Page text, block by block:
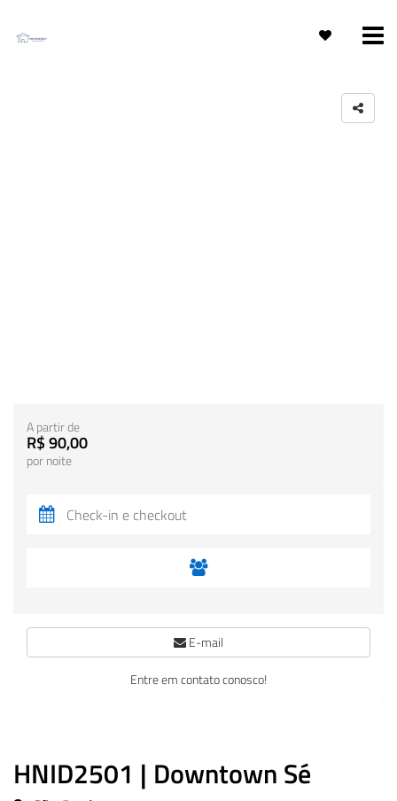
HNID2501 | Downtown Sé
A partir de
R$ 90,00
por noite
E-mail
Entre em contato conosco!